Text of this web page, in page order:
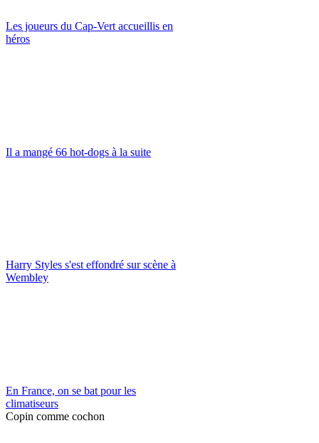
Les joueurs du Cap-Vert accueillis en
héros
Il a mangé 66 hot-dogs à la suite
Harry Styles s'est effondré sur scène à
Wembley
En France, on se bat pour les
climatiseurs
Copin comme cochon